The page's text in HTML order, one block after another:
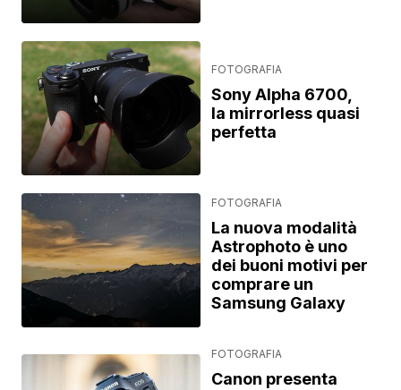
FOTOGRAFIA
Sony Alpha 6700,
la mirrorless quasi
perfetta
FOTOGRAFIA
La nuova modalità
Astrophoto è uno
dei buoni motivi per
comprare un
Samsung Galaxy
FOTOGRAFIA
Canon presenta